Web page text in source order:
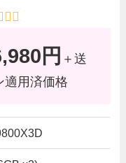
円 ＋送
用済価格